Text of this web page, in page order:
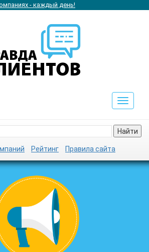
- каждый день!
Toggle
Найти
Рейтинг Правила сайта